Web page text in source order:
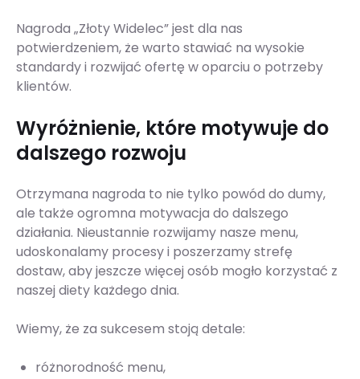
Nagroda „Złoty Widelec” jest dla nas
potwierdzeniem, że warto stawiać na wysokie
standardy i rozwijać ofertę w oparciu o potrzeby
klientów.
Wyróżnienie, które motywuje do
dalszego rozwoju
Otrzymana nagroda to nie tylko powód do dumy,
ale także ogromna motywacja do dalszego
działania. Nieustannie rozwijamy nasze menu,
udoskonalamy procesy i poszerzamy strefę
dostaw, aby jeszcze więcej osób mogło korzystać z
naszej diety każdego dnia.
Wiemy, że za sukcesem stoją detale:
różnorodność menu,